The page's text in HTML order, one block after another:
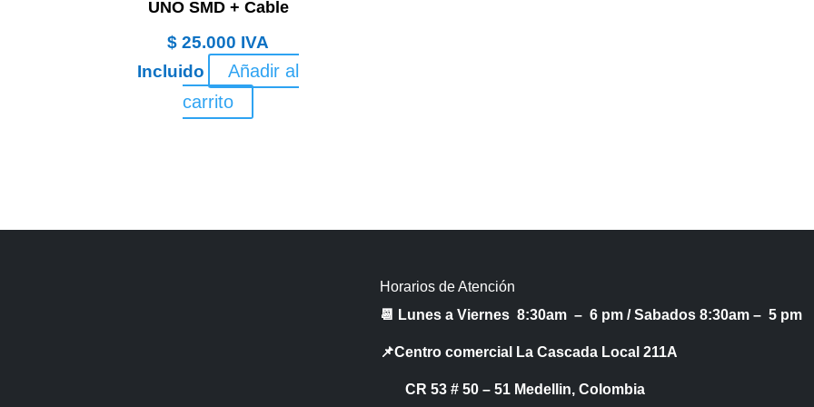
UNO SMD + Cable
$ 25.000 IVA
Incluido
Añadir al
carrito
Horarios de Atención
📆 Lunes a Viernes 8:30am – 6 pm /Sabados 8:30am – 5 pm
📌Centro comercial La Cascada Local 211A
CR 53 # 50 – 51 Medellin, Colombia